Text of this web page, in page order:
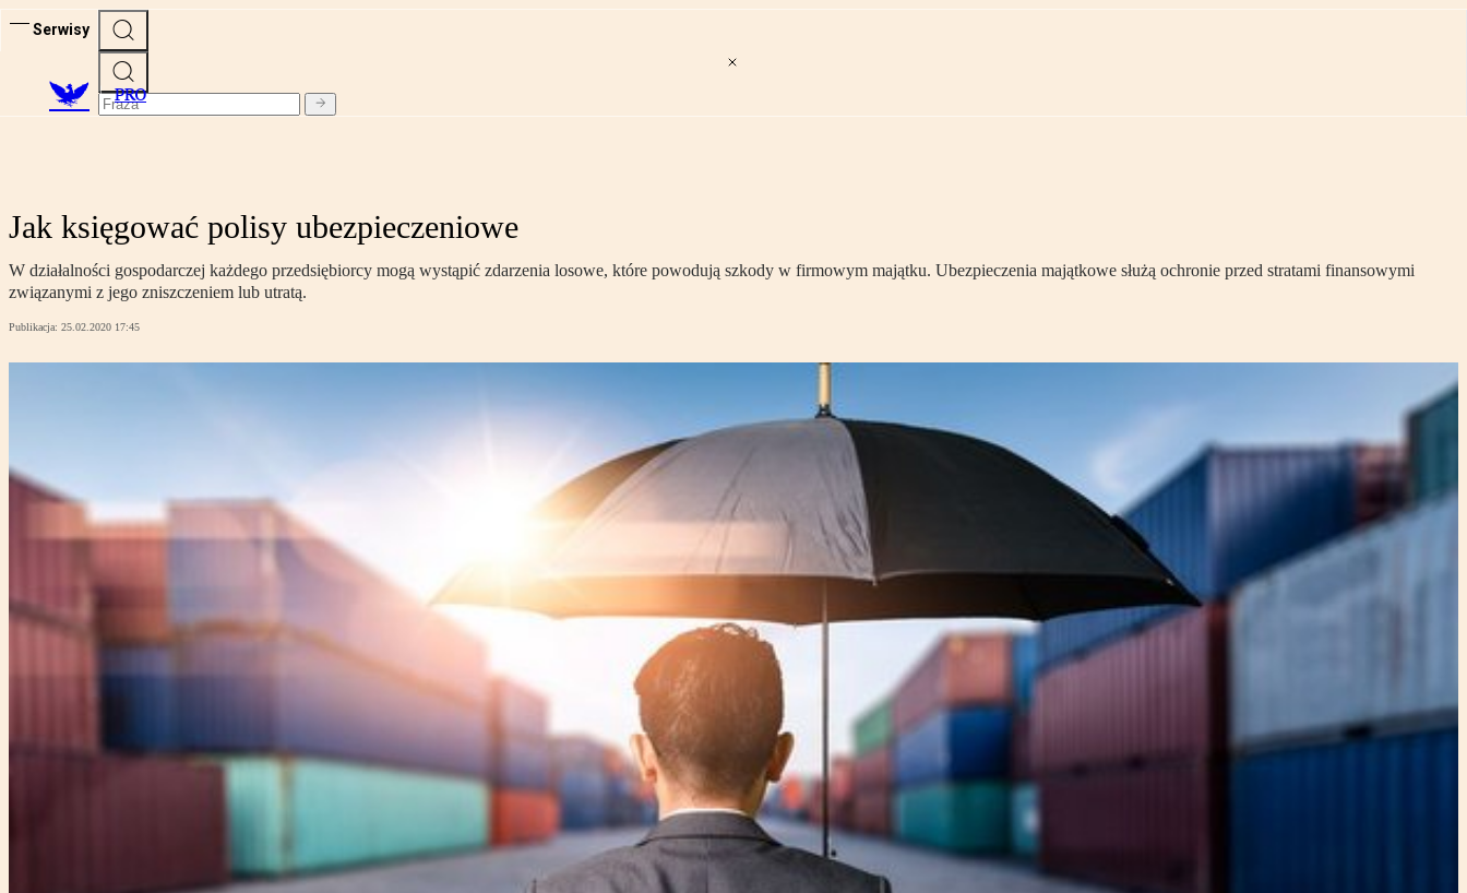
Serwisy
PRO
Jak księgować polisy ubezpieczeniowe
W działalności gospodarczej każdego przedsiębiorcy mogą wystąpić zdarzenia losowe, które powodują szkody w firmowym majątku. Ubezpieczenia majątkowe służą ochronie przed stratami finansowymi
związanymi z jego zniszczeniem lub utratą.
Publikacja: 25.02.2020 17:45